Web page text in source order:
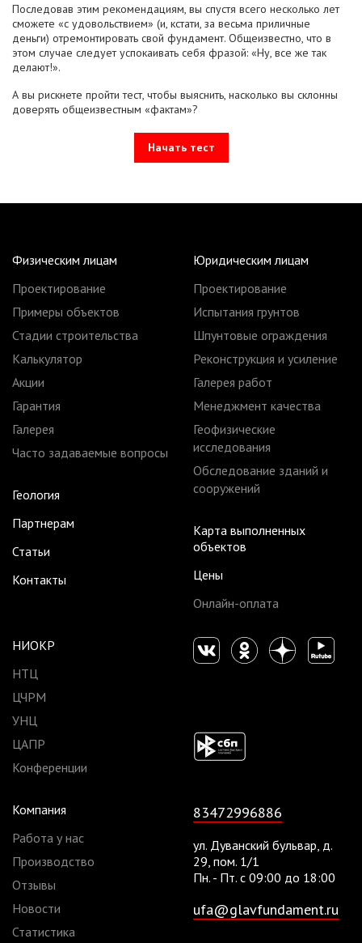
Последовав этим рекомендациям, вы спустя всего несколько лет
сможете «с удовольствием» (и, кстати, за весьма приличные
деньги) отремонтировать свой фундамент. Общеизвестно, что в
этом случае следует успокаивать себя фразой: «Ну, все же так
делают!».
А вы рискнете пройти тест, чтобы выяснить, наскольк​о вы склонны
доверять общеизвестным «фактам»?
Начать тест
Физическим лицам
Проектирование
Примеры объектов
Стадии строительства
Калькулятор
Акции
Гарантия
Галерея
Часто задаваемые вопросы
Геология
Партнерам
Статьи
Контакты
Юридическим лицам
Проектирование
Испытания грунтов
Шпунтовые ограждения
Реконструкция и усиление
Галерея работ
Менеджмент качества
Геофизические
исследования
Обследование зданий и
сооружений
Карта выполненных
объектов
Цены
Онлайн-оплата
НИОКР
НТЦ
ЦЧРМ
УНЦ
ЦАПР
Конференции
Компания
Работа у нас
Производство
Отзывы
Новости
Статистика
83472996886
ул. Дуванский бульвар, д.
29, пом. 1/1
Пн. - Пт. с 09:00 до 18:00
ufa@glavfundament.ru